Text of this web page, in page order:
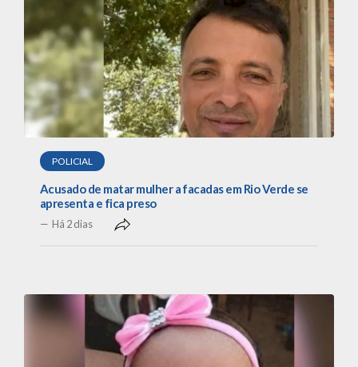
POLICIAL
Acusado de matar mulher a facadas em Rio Verde se
apresenta e fica preso
Há 2 dias